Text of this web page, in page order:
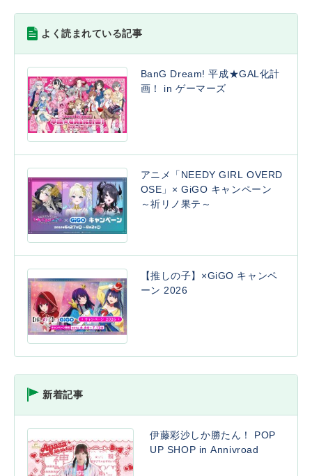
よく読まれている記事
BanG Dream! 平成★GAL化計
画！ in ゲーマーズ
アニメ「NEEDY GIRL OVERD
OSE」× GiGO キャンペーン
～祈リノ果テ～
【推しの子】×GiGO キャンペ
ーン 2026
新着記事
伊藤彩沙しか勝たん！ POP
UP SHOP in Annivroad